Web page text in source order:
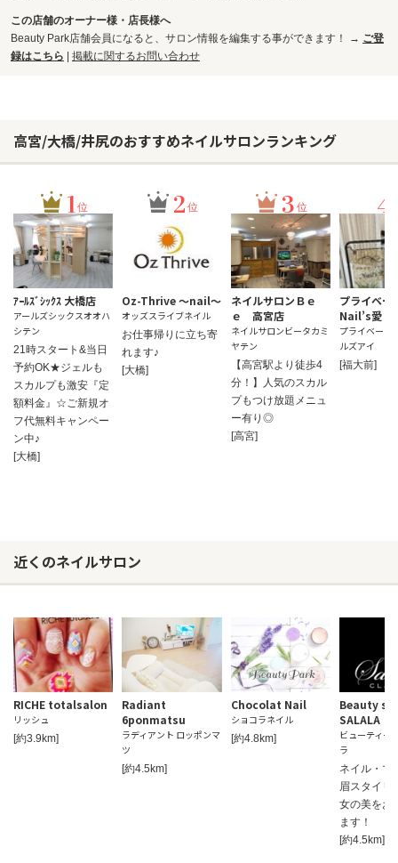
この店舗のオーナー様・店長様へ
Beauty Park店舗会員になると、サロン情報を編集する事ができます！ → ご登
録はこちら
掲載に関するお問い合わせ
高宮/大橋/井尻のおすすめネイルサロンランキング
1位
ｱｰﾙｽﾞｼｯｸｽ 大橋店
アールズシックスオオハ
シテン
21時スタート&当日
予約OK★ジェルも
スカルプも激安『定
額料金』☆ご新規オ
フ代無料キャンペー
ン中♪
[大橋]
2 位
Oz-Thrive ～nail～
オッズスライブネイル
お仕事帰りに立ち寄
れます♪
[大橋]
3 位
ネイルサロンＢｅ
ｅ 高宮店
ネイルサロンビータカミ
ヤテン
【高宮駅より徒歩4
分！】人気のスカル
プもつけ放題メニュ
ー有り◎
[高宮]
4
プライベー
Nail’s愛
プライベート
ルズアイ
[福大前]
近くのネイルサロン
RICHE totalsalon
リッシュ
[約3.9km]
Radiant
6ponmatsu
ラディアント ロッポンマ
ツ
[約4.5km]
Chocolat Nail
ショコラネイル
[約4.8km]
Beauty
SALALA
ビューティー
ラ
ネイル・マ
眉スタイリ
女の美をお
ます！
[約4.5km]